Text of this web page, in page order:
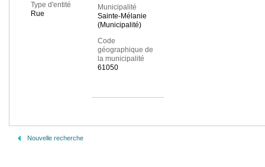
Type d'entité
Rue
Municipalité
Sainte-Mélanie
(Municipalité)
Code
géographique de
la municipalité
61050
Nouvelle recherche